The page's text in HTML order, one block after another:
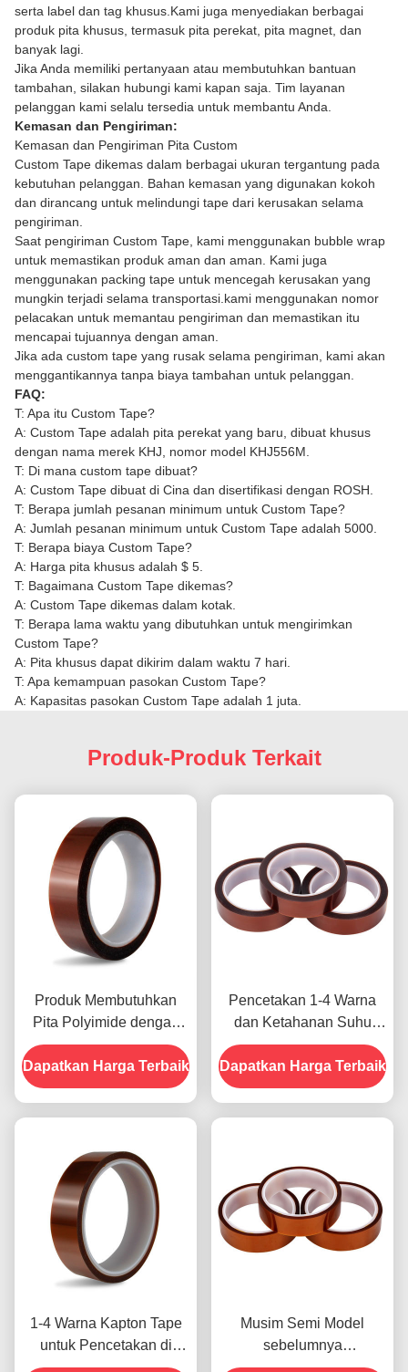
serta label dan tag khusus.Kami juga menyediakan berbagai
produk pita khusus, termasuk pita perekat, pita magnet, dan
banyak lagi.
Jika Anda memiliki pertanyaan atau membutuhkan bantuan
tambahan, silakan hubungi kami kapan saja. Tim layanan
pelanggan kami selalu tersedia untuk membantu Anda.
Kemasan dan Pengiriman:
Kemasan dan Pengiriman Pita Custom
Custom Tape dikemas dalam berbagai ukuran tergantung pada
kebutuhan pelanggan. Bahan kemasan yang digunakan kokoh
dan dirancang untuk melindungi tape dari kerusakan selama
pengiriman.
Saat pengiriman Custom Tape, kami menggunakan bubble wrap
untuk memastikan produk aman dan aman. Kami juga
menggunakan packing tape untuk mencegah kerusakan yang
mungkin terjadi selama transportasi.kami menggunakan nomor
pelacakan untuk memantau pengiriman dan memastikan itu
mencapai tujuannya dengan aman.
Jika ada custom tape yang rusak selama pengiriman, kami akan
menggantikannya tanpa biaya tambahan untuk pelanggan.
FAQ:
T: Apa itu Custom Tape?
A: Custom Tape adalah pita perekat yang baru, dibuat khusus
dengan nama merek KHJ, nomor model KHJ556M.
T: Di mana custom tape dibuat?
A: Custom Tape dibuat di Cina dan disertifikasi dengan ROSH.
T: Berapa jumlah pesanan minimum untuk Custom Tape?
A: Jumlah pesanan minimum untuk Custom Tape adalah 5000.
T: Berapa biaya Custom Tape?
A: Harga pita khusus adalah $ 5.
T: Bagaimana Custom Tape dikemas?
A: Custom Tape dikemas dalam kotak.
T: Berapa lama waktu yang dibutuhkan untuk mengirimkan
Custom Tape?
A: Pita khusus dapat dikirim dalam waktu 7 hari.
T: Apa kemampuan pasokan Custom Tape?
A: Kapasitas pasokan Custom Tape adalah 1 juta.
Produk-Produk Terkait
Produk Membutuhkan
Pita Polyimide dengan
Resistensi Tegangan
1000V
Dapatkan Harga Terbaik
Pencetakan 1-4 Warna
dan Ketahanan Suhu
-10C-80C Metode
Pembayaran Kartu Kredit
untuk Model Sebelumnya
Dapatkan Harga Terbaik
1-4 Warna Kapton Tape
untuk Pencetakan di
Bagian Depan
Musim Semi Model
sebelumnya
menampilkan Ketahanan